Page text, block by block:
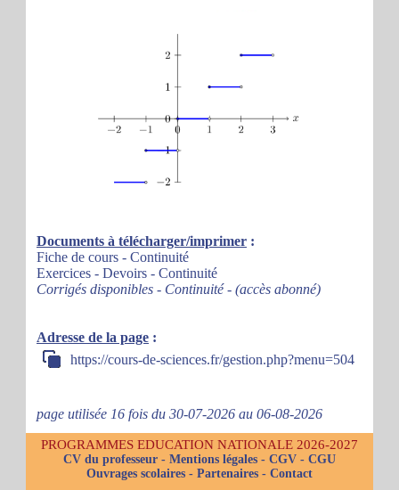
Documents à télécharger/imprimer :
Fiche de cours - Continuité
Exercices - Devoirs - Continuité
Corrigés disponibles - Continuité - (accès abonné)
Adresse de la page :
https://cours-de-sciences.fr/gestion.php?menu=504
page utilisée 16 fois du 30-07-2026 au 06-08-2026
PROGRAMMES EDUCATION NATIONALE 2026-2027
CV du professeur - Mentions légales - CGV - CGU
Ouvrages scolaires - Partenaires - Contact